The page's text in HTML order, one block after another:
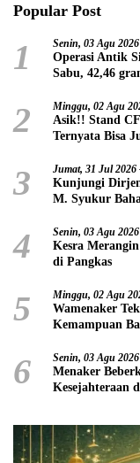
Popular Post
1 Senin, 03 Agu
Operasi Antik
Sabu, 42,46
2 Minggu, 02 Agu
Asik!! Stand
Ternyata Bisa
3 Jumat, 31 Jul
Kunjungi
M. Syukur
4 Senin, 03 Agu
Kesra
di Pangkas
5 Minggu, 02 Agu
Wamenaker
Kemampuan
6 Senin, 03 Agu
Menaker
Kesejahteraan